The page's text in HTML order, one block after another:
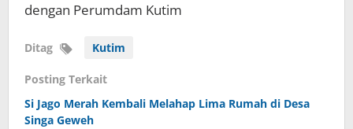
dengan Perumdam Kutim
Ditag Kutim
Posting Terkait
Si Jago Merah Kembali Melahap Lima Rumah di Desa
Singa Geweh